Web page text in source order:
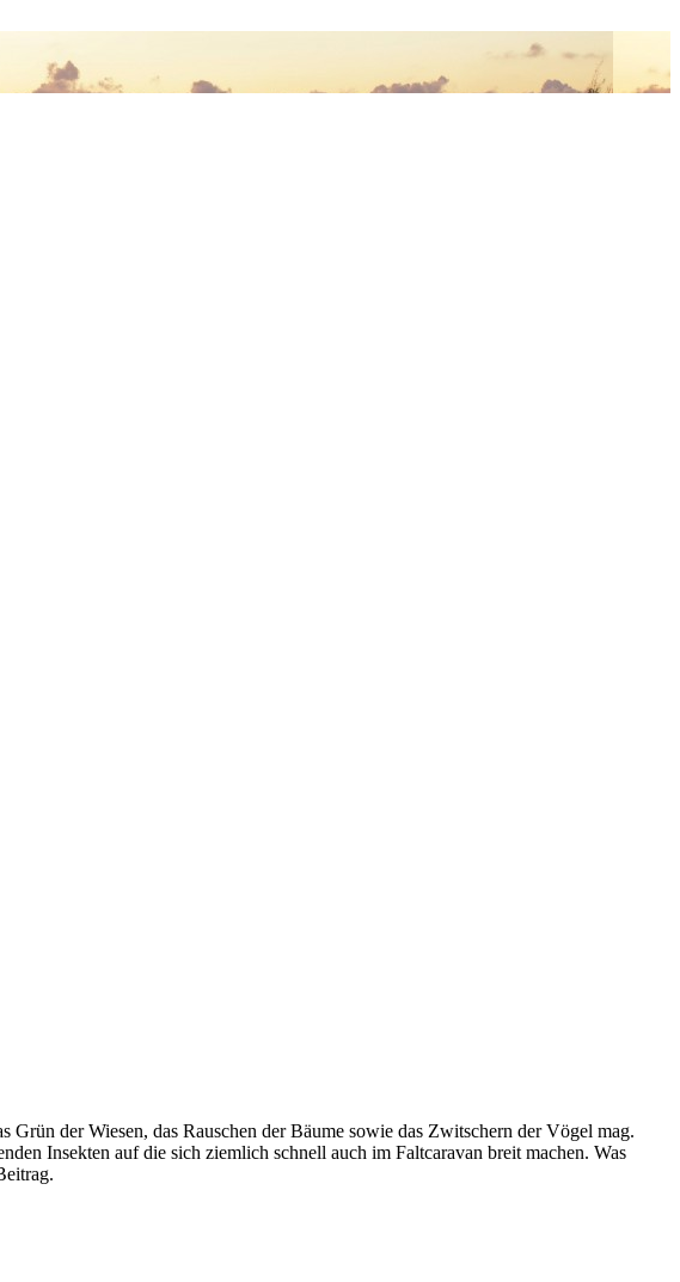
der Wiesen, das Rauschen der Bäume sowie das Zwitschern der Vögel mag.
Insekten auf die sich ziemlich schnell auch im Faltcaravan breit machen. Was